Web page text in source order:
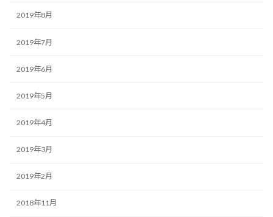
2019年8月
2019年7月
2019年6月
2019年5月
2019年4月
2019年3月
2019年2月
2018年11月